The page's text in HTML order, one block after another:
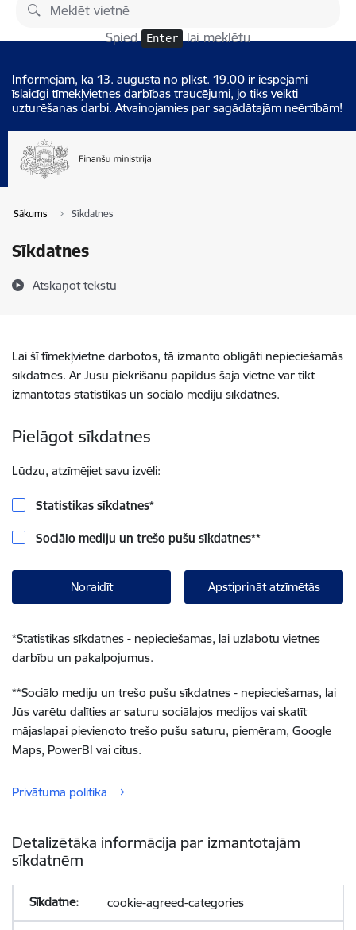
Pāriet uz lapas saturu
Spied Enter lai meklētu
Informējam, ka 13. augustā no plkst. 19.00 ir iespējami
īslaicīgi tīmekļvietnes darbības traucējumi, jo tiks veikti
uzturēšanas darbi. Atvainojamies par sagādātajām neērtībām!
Sākums Sīkdatnes
Sīkdatnes
Atskaņot tekstu
Lai šī tīmekļvietne darbotos, tā izmanto obligāti nepieciešamās
sīkdatnes. Ar Jūsu piekrišanu papildus šajā vietnē var tikt
izmantotas statistikas un sociālo mediju sīkdatnes.
Pielāgot sīkdatnes
Lūdzu, atzīmējiet savu izvēli:
Statistikas sīkdatnes*
Sociālo mediju un trešo pušu sīkdatnes**
Noraidīt Apstiprināt atzīmētās
*Statistikas sīkdatnes - nepieciešamas, lai uzlabotu vietnes
darbību un pakalpojumus.
**Sociālo mediju un trešo pušu sīkdatnes - nepieciešamas, lai
Jūs varētu dalīties ar saturu sociālajos medijos vai skatīt
mājaslapai pievienoto trešo pušu saturu, piemēram, Google
Maps, PowerBI vai citus.
Privātuma politika
Detalizētāka informācija par izmantotajām
sīkdatnēm
cookie-agreed-categories